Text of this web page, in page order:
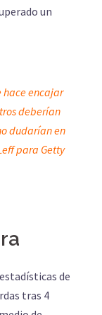
un
encajar
deberían
dudarían en
para Getty
de
tras 4